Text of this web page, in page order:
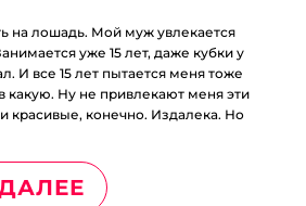
на лошадь. Мой муж увлекается
уже 15 лет, даже кубки у
И все 15 лет пытается меня тоже
какую. Ну не привлекают меня эти
красивые, конечно. Издалека. Но